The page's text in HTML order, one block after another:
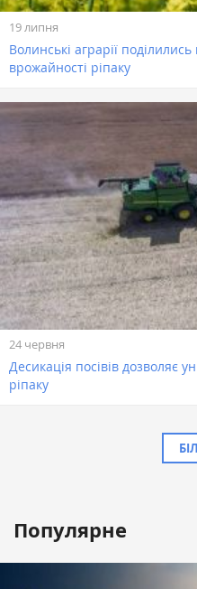
19 липня
Волинські аграрії
врожайності ріпаку
24 червня
Десикація посівів дозволяє
ріпаку
Популярне